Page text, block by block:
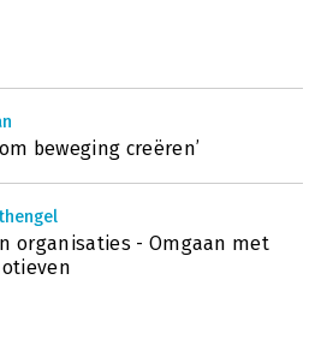
beweging creëren’
organisaties - Omgaan met